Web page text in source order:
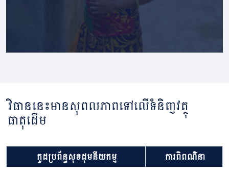
វិធាននេះមានសុពលភាពទៅលើទំនិញវត្ថុ
ធាតុដើម
កូដប្រព័ន្ធសុខដុមនីយកម្ម ការពិពណ៌នា